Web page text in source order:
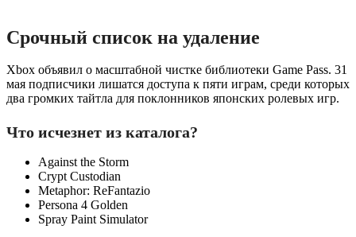
Срочный список на удаление
Xbox объявил о масштабной чистке библиотеки Game Pass. 31
мая подписчики лишатся доступа к пяти играм, среди которых
два громких тайтла для поклонников японских ролевых игр.
Что исчезнет из каталога?
Against the Storm
Crypt Custodian
Metaphor: ReFantazio
Persona 4 Golden
Spray Paint Simulator